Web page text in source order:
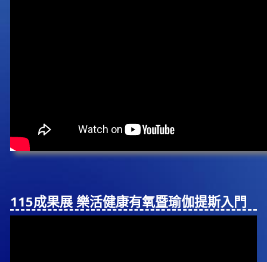
115成果展 樂活健康有氧暨瑜伽提斯入⾨